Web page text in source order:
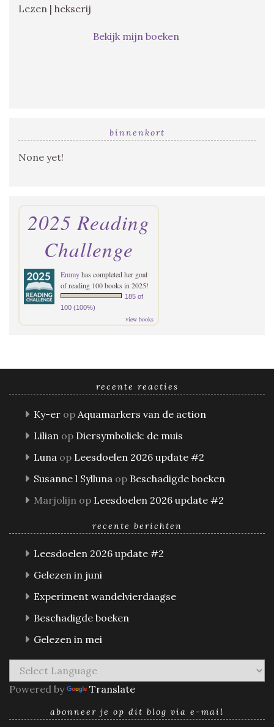
Lezen | hekserij
Bekijk mijn boeken
binnenkort
None yet!
2025 Reading
Challenge
Emmyhas completed her goal
of reading 100 books in 2025!
185 of
100 (100%)
view books
recente reacties
Ky-er op Aquamarkers van de action
Lilian op Diersymboliek: de muis
Luna op Leesdoelen 2026 update #2
Susanne l Sylluna op Beschadigde boeken
Marjolijn op Leesdoelen 2026 update #2
recente berichten
Leesdoelen 2026 update #2
Gelezen in juni
Experiment wandelvierdaagse
Beschadigde boeken
Gelezen in mei
Powered by Translate
abonneer je op dit blog via e-mail